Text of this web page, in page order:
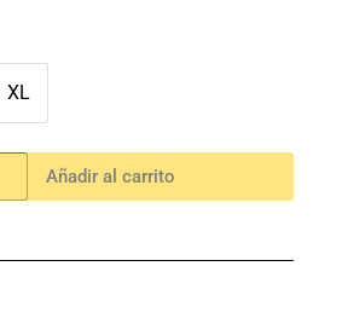
XL
Añadir al carrito